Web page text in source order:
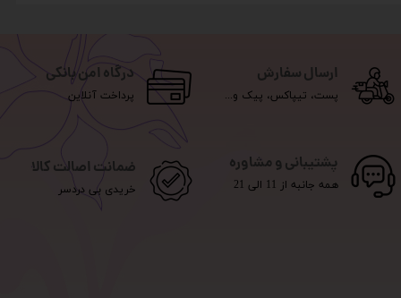
ارسال سفارش
پست، تیپاکس، پیک و...
درگاه امن بانکی
پرداخت آنلاین
پشتیبانی و مشاوره
همه جانبه از 11 الی 21
ضمانت اصالت کالا
خریدی بی دردسر